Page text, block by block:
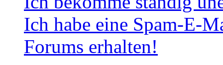
Ich habe eine Spam-E-
Forums erhalten!